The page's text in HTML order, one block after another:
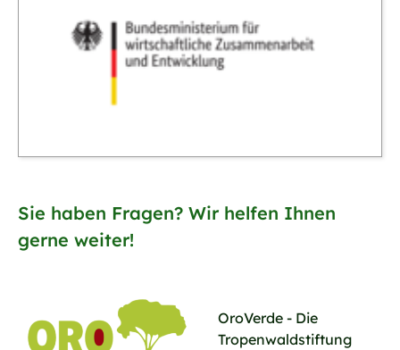
Sie haben Fragen? Wir helfen Ihnen
gerne weiter!
OroVerde - Die
Tropenwaldstiftung